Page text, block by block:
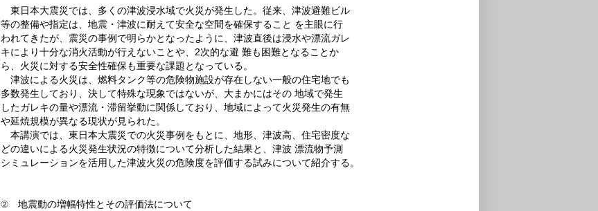
東日本大震災では、多くの津波浸水域で火災が発生した。従来、津波避難ビル
等の整備や指定は、地震・津波に耐えて安全な空間を確保すること を主眼に行
われてきたが、震災の事例で明らかとなったように、津波直後は浸水や漂流ガレ
キにより十分な消火活動が行えないことや、2次的な避 難も困難となることか
ら、火災に対する安全性確保も重要な課題となっている。
津波による火災は、燃料タンク等の危険物施設が存在しない一般の住宅地でも
多数発生しており、決して特殊な現象ではないが、大まかにはその 地域で発生
したガレキの量や漂流・滞留挙動に関係しており、地域によって火災発生の有無
や延焼規模が異なる現状が見られた。
本講演では、東日本大震災での火災事例をもとに、地形、津波高、住宅密度な
どの違いによる火災発生状況の特徴について分析した結果と、津波 漂流物予測
シミュレーションを活用した津波火災の危険度を評価する試みについて紹介する。
② 地震動の増幅特性とその評価法について